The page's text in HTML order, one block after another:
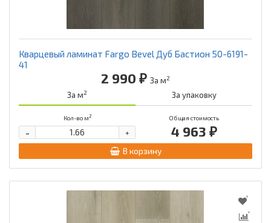
Кварцевый ламинат Fargo Bevel Дуб Бастион 50-6191-
41
2 990 ₽ За м2
За м2 За упаковку
Кол-во м2 Общая стоимость
4 963 ₽
+
-
В корзину